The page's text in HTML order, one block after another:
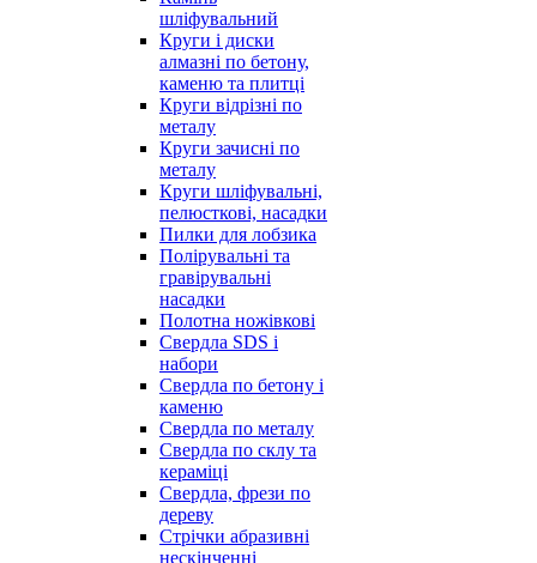
шліфувальний
Круги і диски
алмазні по бетону,
каменю та плитці
Круги відрізні по
металу
Круги зачисні по
металу
Круги шліфувальні,
пелюсткові, насадки
Пилки для лобзика
Полірувальні та
гравірувальні
насадки
Полотна ножівкові
Свердла SDS і
набори
Свердла по бетону і
каменю
Свердла по металу
Свердла по склу та
кераміці
Свердла, фрези по
дереву
Стрічки абразивні
нескінченні